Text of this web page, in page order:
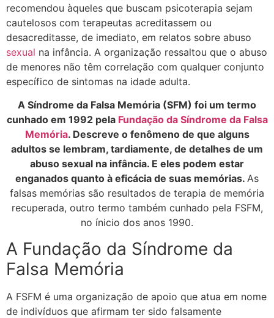
recomendou àqueles que buscam psicoterapia sejam
cautelosos com terapeutas acreditassem ou
desacreditasse, de imediato, em relatos sobre abuso
sexual na infância. A organização ressaltou que o abuso
de menores não têm correlação com qualquer conjunto
específico de sintomas na idade adulta.
A Síndrome da Falsa Memória (SFM) foi um termo
cunhado em 1992 pela Fundação da Síndrome da Falsa
Memória. Descreve o fenômeno de que alguns
adultos se lembram, tardiamente, de detalhes de um
abuso sexual na infância. E eles podem estar
enganados quanto à eficácia de suas memórias. As
falsas memórias são resultados de terapia de memória
recuperada, outro termo também cunhado pela FSFM,
no ínicio dos anos 1990.
A Fundação da Síndrome da
Falsa Memória
A FSFM é uma organização de apoio que atua em nome
de indivíduos que afirmam ter sido falsamente